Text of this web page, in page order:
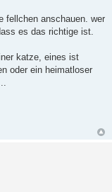
fellchen anschauen. wer
es das richtige ist.
katze, eines ist
oder ein heimatloser